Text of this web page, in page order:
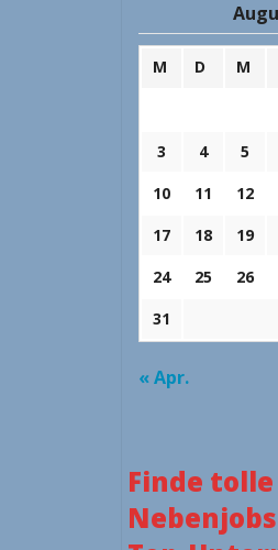
M D M
3
4 5
10
11 12
17
18 19
24
25 26
31
« Apr.
Finde tolle